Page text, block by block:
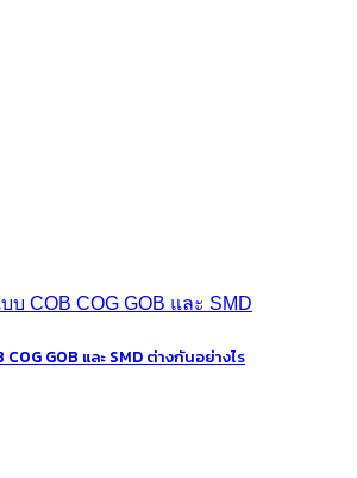
GOB และ SMD ต่างกันอย่างไร